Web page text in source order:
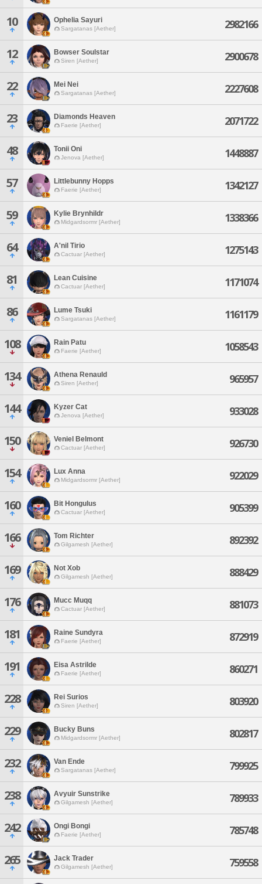
10 Ophelia Sayuri
Sargatanas [Aether] 2982166
12 Bowser Soulstar
Siren [Aether] 2900678
22 Mei Nei
Sargatanas [Aether] 2227608
23 Diamonds Heaven
Faerie [Aether] 2071722
48 Tonii Oni
Jenova [Aether] 1448887
57 Littlebunny Hopps
Faerie [Aether] 1342127
59 Kylie Brynhildr
Midgardsormr [Aether] 1338366
64 A'nil Tirio
Cactuar [Aether] 1275143
81 Lean Cuisine
Cactuar [Aether] 1171074
86 Lume Tsuki
Sargatanas [Aether] 1161179
108 Rain Patu
Faerie [Aether] 1058543
134 Athena Renauld
Siren [Aether] 965957
144 Kyzer Cat
Jenova [Aether] 933028
150 Veniel Belmont
Cactuar [Aether] 926730
154 Lux Anna
Midgardsormr [Aether] 922029
160 Bit Hongulus
Cactuar [Aether] 905399
166 Tom Richter
Gilgamesh [Aether] 892392
169 Not Xob
Gilgamesh [Aether] 888429
176 Mucc Muqq
Cactuar [Aether] 881073
181 Raine Sundyra
Faerie [Aether] 872919
191 Eisa Astrilde
Faerie [Aether] 860271
228 Rei Surios
Siren [Aether] 803920
229 Bucky Buns
Midgardsormr [Aether] 802817
232 Van Ende
Sargatanas [Aether] 799925
238 Avyuir Sunstrike
Gilgamesh [Aether] 789933
242 Ongi Bongi
Faerie [Aether] 785748
265 Jack Trader
Gilgamesh [Aether] 759558